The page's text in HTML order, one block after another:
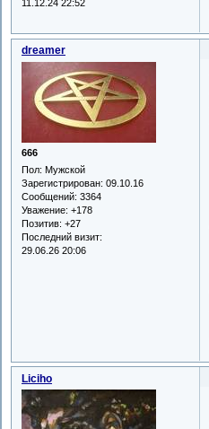
11.12.24 22:52
dreamer
666
Пол: Мужской
Зарегистрирован: 09.10.16
Сообщений: 3364
Уважение: +178
Позитив: +27
Последний визит:
29.06.26 20:06
Liciho